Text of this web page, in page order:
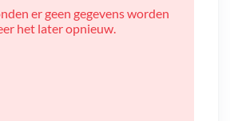
er geen gegevens worden
het later opnieuw.